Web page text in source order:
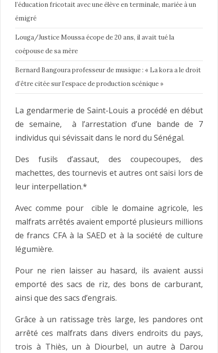
l’éducation fricotait avec une élève en terminale, mariée à un
émigré
Louga/Justice Moussa écope de 20 ans, il avait tué la
coépouse de sa mère
Bernard Bangoura professeur de musique : « La kora a le droit
d’être citée sur l’espace de production scénique »
La gendarmerie de Saint-Louis a procédé en début
de semaine, à l’arrestation d’une bande de 7
individus qui sévissait dans le nord du Sénégal.
Des fusils d’assaut, des coupecoupes, des
machettes, des tournevis et autres ont saisi lors de
leur interpellation.*
Avec comme pour cible le domaine agricole, les
malfrats arrêtés avaient emporté plusieurs millions
de francs CFA à la SAED et à la société de culture
légumière.
Pour ne rien laisser au hasard, ils avaient aussi
emporté des sacs de riz, des bons de carburant,
ainsi que des sacs d’engrais.
Grâce à un ratissage très large, les pandores ont
arrêté ces malfrats dans divers endroits du pays,
trois à Thiès, un à Diourbel, un autre à Darou